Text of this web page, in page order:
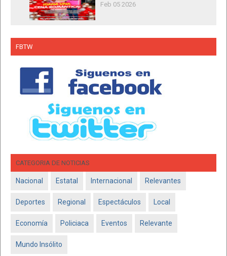
Feb 05 2026
FBTW
CATEGORIA DE NOTICIAS
Nacional Estatal Internacional Relevantes
Deportes Regional Espectáculos Local
Economía Policiaca Eventos Relevante
Mundo Insólito